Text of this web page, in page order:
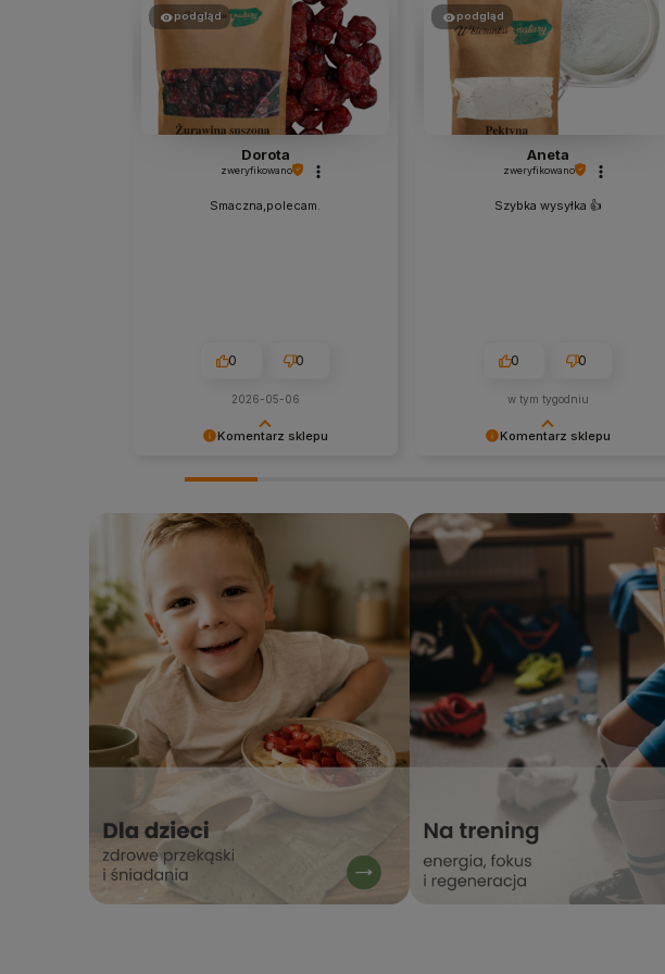
Komentarz sklepu
naszego sklepu internetowego
stacjabio.pl
podgląd
Dorota
zweryfikowano
Smaczna,polecam.
0 0
2026-05-06
Komentarz sklepu
zobaczenia! Stacja Bio
podgląd
Aneta
zweryfikowano
Szybka wysyłka 👍️
0 0
w tym tygodniu